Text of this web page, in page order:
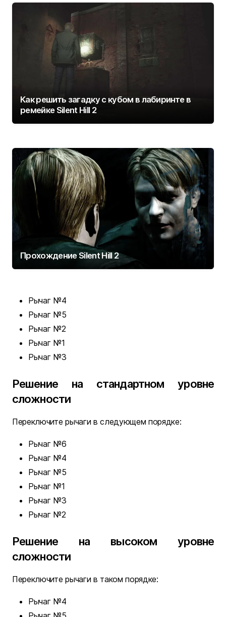
Как решить загадку с кубом в лабиринте в
ремейке Silent Hill 2
Прохождение Silent Hill 2
Рычаг №4
Рычаг №5
Рычаг №2
Рычаг №1
Рычаг №3
Решение на стандартном уровне
сложности
Переключите рычаги в следующем порядке:
Рычаг №6
Рычаг №4
Рычаг №5
Рычаг №1
Рычаг №3
Рычаг №2
Решение на высоком уровне
сложности
Переключите рычаги в таком порядке:
Рычаг №4